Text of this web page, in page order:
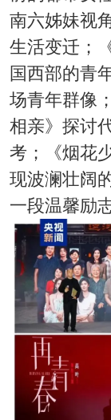
南六姊妹视
生活变迁；
国西部的青
场青年群像
相亲》探讨
考；《烟花
现波澜壮阔
一段温馨励